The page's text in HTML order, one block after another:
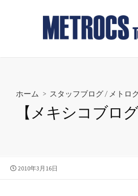
ツ
ホーム > スタッフブログ / メトロ
【メキシコブログ
公
2010年3月16日